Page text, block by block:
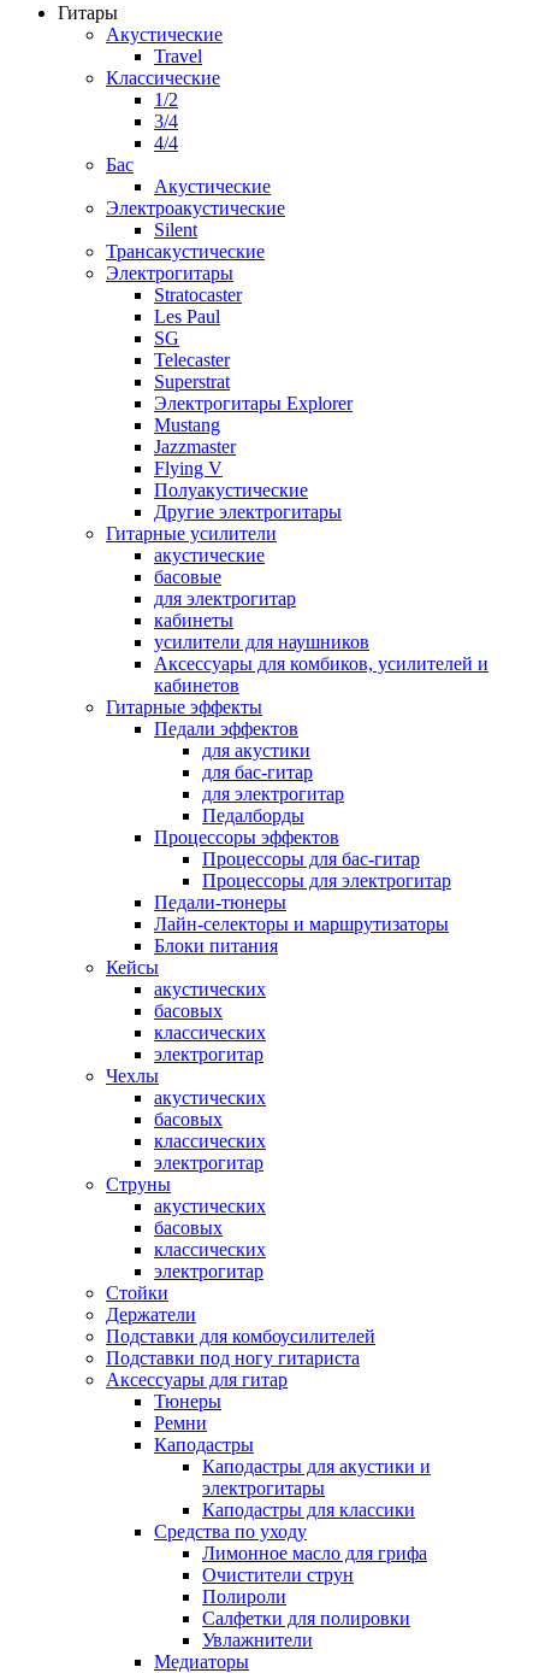
Гитары
Акустические
Travel
Классические
1/2
3/4
4/4
Бас
Акустические
Электроакустические
Silent
Трансакустические
Электрогитары
Stratocaster
Les Paul
SG
Telecaster
Superstrat
Электрогитары Explorer
Mustang
Jazzmaster
Flying V
Полуакустические
Другие электрогитары
Гитарные усилители
акустические
басовые
для электрогитар
кабинеты
усилители для наушников
Аксессуары для комбиков, усилителей и
кабинетов
Гитарные эффекты
Педали эффектов
для акустики
для бас-гитар
для электрогитар
Педалборды
Процессоры эффектов
Процессоры для бас-гитар
Процессоры для электрогитар
Педали-тюнеры
Лайн-селекторы и маршрутизаторы
Блоки питания
Кейсы
акустических
басовых
классических
электрогитар
Чехлы
акустических
басовых
классических
электрогитар
Струны
акустических
басовых
классических
электрогитар
Стойки
Держатели
Подставки для комбоусилителей
Подставки под ногу гитариста
Аксессуары для гитар
Тюнеры
Ремни
Каподастры
Каподастры для акустики и
электрогитары
Каподастры для классики
Средства по уходу
Лимонное масло для грифа
Очистители струн
Полироли
Салфетки для полировки
Увлажнители
Медиаторы